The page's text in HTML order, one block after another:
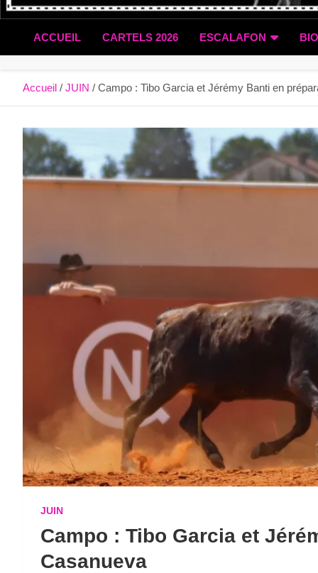
ACCUEIL CARTELS 2026 ESCALAFON
Accueil JUIN Campo : Tibo Garcia et Jérémy Banti en
JUIN
Campo : Tibo Garcia et
Casanueva